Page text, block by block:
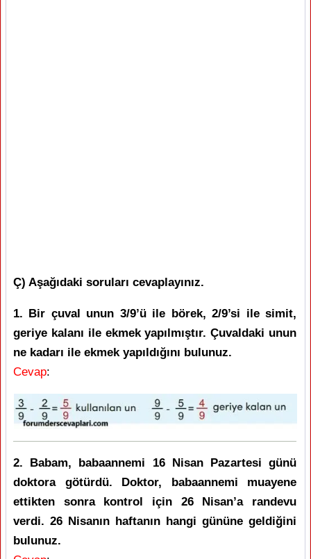
Ç) Aşağıdaki soruları cevaplayınız.
1. Bir çuval unun 3/9’ü ile börek, 2/9’si ile simit,
geriye kalanı ile ekmek yapılmıştır. Çuvaldaki unun
ne kadarı ile ekmek yapıldığını bulunuz.
Cevap:
2. Babam, babaannemi 16 Nisan Pazartesi günü
doktora götürdü. Doktor, babaannemi muayene
ettikten sonra kontrol için 26 Nisan’a randevu
verdi. 26 Nisanın haftanın hangi gününe geldiğini
bulunuz.